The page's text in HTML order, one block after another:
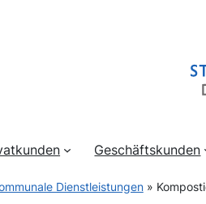
Geschäftskunden
Dienstleistungen»